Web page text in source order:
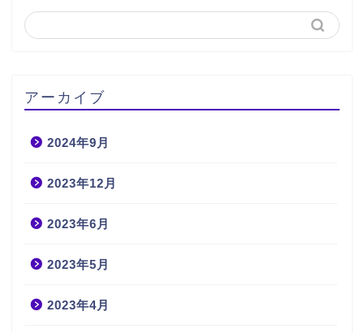
アーカイブ
2024年9月
2023年12月
2023年6月
2023年5月
2023年4月